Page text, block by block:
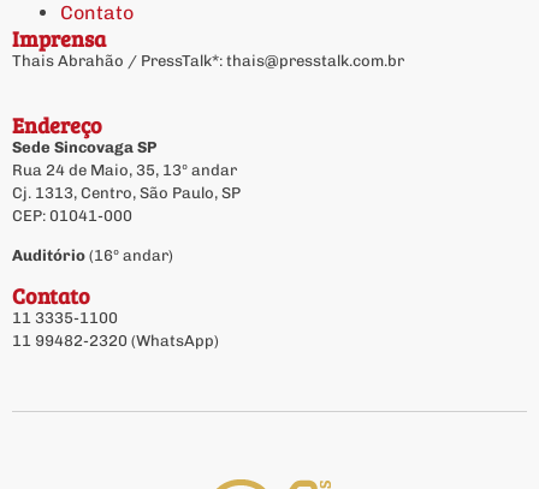
Contato
Imprensa
Thais Abrahão / PressTalk*: thais@presstalk.com.br
Endereço
Sede Sincovaga SP
Rua 24 de Maio, 35, 13º andar
Cj. 1313, Centro, São Paulo, SP
CEP: 01041-000
Auditório (16º andar)
Contato
11 3335-1100
11 99482-2320 (WhatsApp)